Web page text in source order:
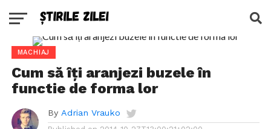
MACHIAJ
Cum să îți aranjezi buzele în
functie de forma lor
By Adrian Vrauko